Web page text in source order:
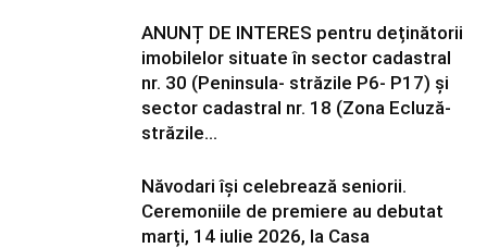
ANUNȚ DE INTERES pentru deținătorii
imobilelor situate în sector cadastral
nr. 30 (Peninsula- străzile P6- P17) și
sector cadastral nr. 18 (Zona Ecluză-
străzile...
Năvodari își celebrează seniorii.
Ceremoniile de premiere au debutat
marți, 14 iulie 2026, la Casa